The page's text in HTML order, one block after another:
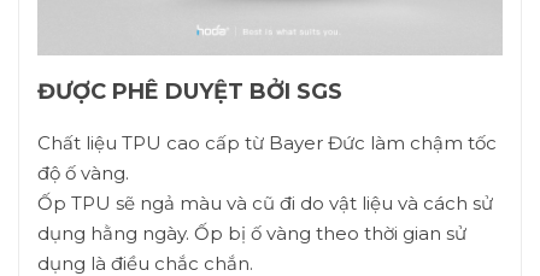
ĐƯỢC PHÊ DUYỆT BỞI SGS
Chất liệu TPU cao cấp từ Bayer Đức làm chậm tốc
độ ố vàng.
Ốp TPU sẽ ngả màu và cũ đi do vật liệu và cách sử
dụng hằng ngày. Ốp bị ố vàng theo thời gian sử
dụng là điều chắc chắn.